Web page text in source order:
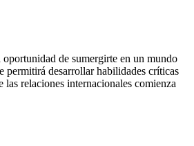
oportunidad de sumergirte en un mundo
permitirá desarrollar habilidades críticas
relaciones internacionales comienza